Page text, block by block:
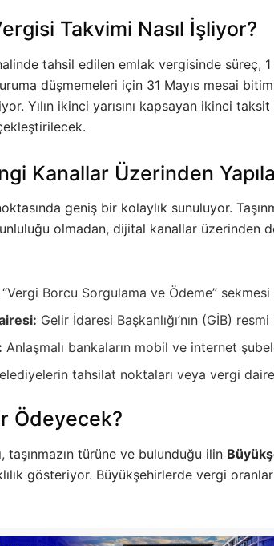
Takvimi Nasıl İşliyor?
tahsil edilen emlak vergisinde süreç, 1
düşmemeleri için 31 Mayıs mesai
Yılın ikinci yarısını kapsayan ikinci
Kanallar Üzerinden
geniş bir kolaylık sunuluyor.
olmadan, dijital kanallar üzerinden
“Vergi Borcu Sorgulama ve Ödeme”
Gelir İdaresi Başkanlığı’nın (GİB)
Anlaşmalı bankaların mobil ve internet
tahsilat noktaları veya vergi
Ödeyecek?
taşınmazın türüne ve bulunduğu ilin
gösteriyor. Büyükşehirlerde vergi